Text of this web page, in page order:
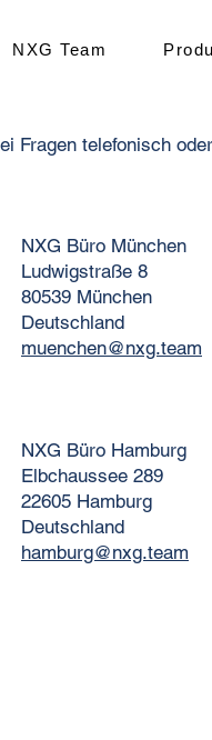
NXG Team
Fragen telefonisch
NXG Büro München
Ludwigstraße 8
80539 München
Deutschland
muenchen@nxg.team
NXG Büro Hamburg
Elbchaussee 289
22605 Hamburg
Deutschland
hamburg@nxg.team